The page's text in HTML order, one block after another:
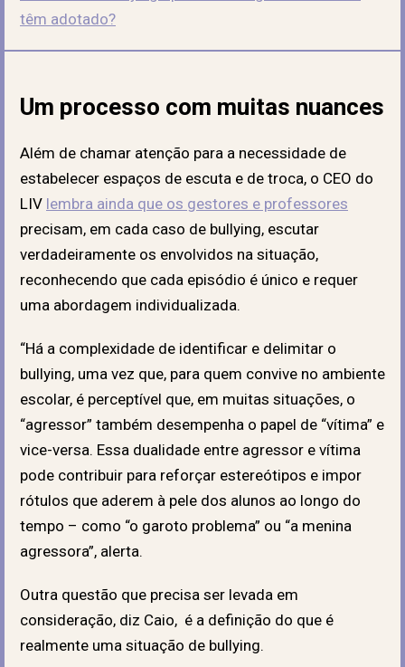
têm adotado?
Um processo com muitas nuances
Além de chamar atenção para a necessidade de
estabelecer espaços de escuta e de troca, o CEO do
LIV lembra ainda que os gestores e professores
precisam, em cada caso de bullying, escutar
verdadeiramente os envolvidos na situação,
reconhecendo que cada episódio é único e requer
uma abordagem individualizada.
“Há a complexidade de identificar e delimitar o
bullying, uma vez que, para quem convive no ambiente
escolar, é perceptível que, em muitas situações, o
“agressor” também desempenha o papel de “vítima” e
vice-versa. Essa dualidade entre agressor e vítima
pode contribuir para reforçar estereótipos e impor
rótulos que aderem à pele dos alunos ao longo do
tempo – como “o garoto problema” ou “a menina
agressora”, alerta.
Outra questão que precisa ser levada em
consideração, diz Caio, é a definição do que é
realmente uma situação de bullying.